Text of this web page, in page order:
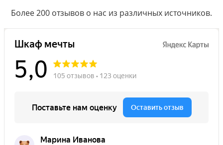
Более 200 отзывов о нас из различных источников.